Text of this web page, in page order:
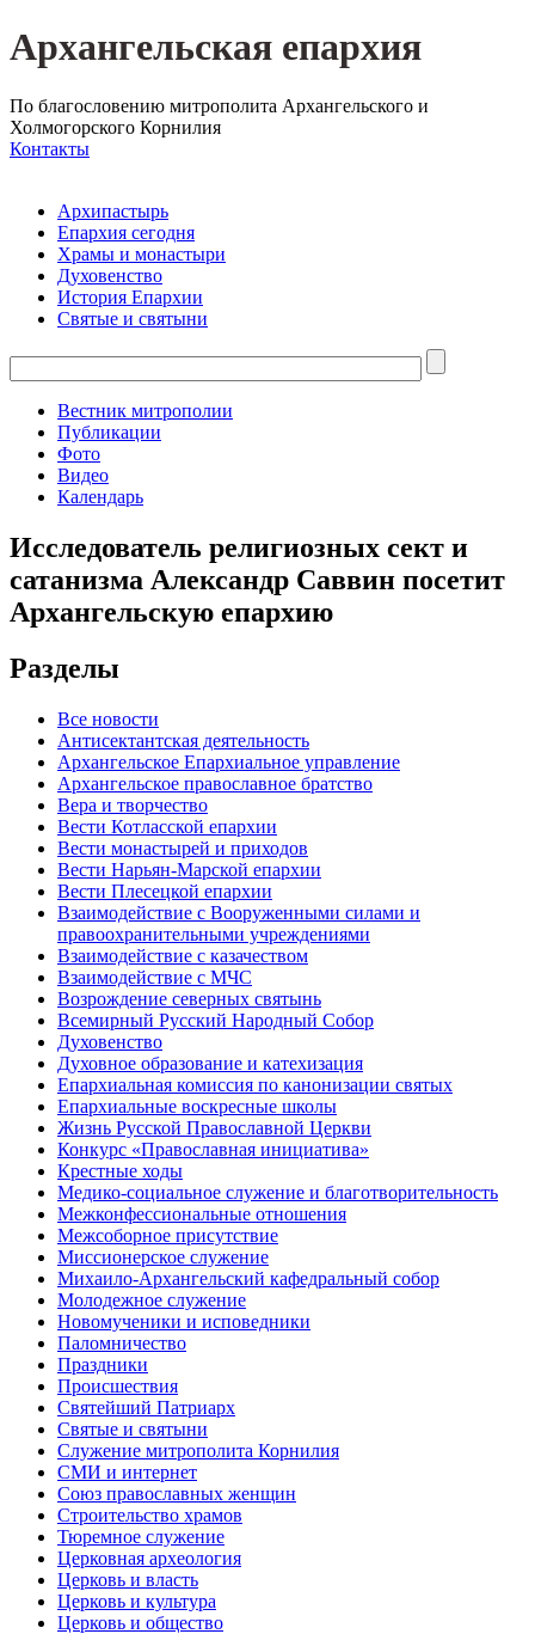
Архангельская епархия
По благословению митрополита Архангельского и
Холмогорского Корнилия
Контакты
Архипастырь
Епархия сегодня
Храмы и монастыри
Духовенство
История Епархии
Святые и святыни
Вестник митрополии
Публикации
Фото
Видео
Календарь
Исследователь религиозных сект и
сатанизма Александр Саввин посетит
Архангельскую епархию
Разделы
Все новости
Антисектантская деятельность
Архангельское Епархиальное управление
Архангельское православное братство
Вера и творчество
Вести Котласской епархии
Вести монастырей и приходов
Вести Нарьян-Марской епархии
Вести Плесецкой епархии
Взаимодействие с Вооруженными силами и
правоохранительными учреждениями
Взаимодействие с казачеством
Взаимодействие с МЧС
Возрождение северных святынь
Всемирный Русский Народный Собор
Духовенство
Духовное образование и катехизация
Епархиальная комиссия по канонизации святых
Епархиальные воскресные школы
Жизнь Русской Православной Церкви
Конкурс «Православная инициатива»
Крестные ходы
Медико-социальное служение и благотворительность
Межконфессиональные отношения
Межсоборное присутствие
Миссионерское служение
Михаило-Архангельский кафедральный собор
Молодежное служение
Новомученики и исповедники
Паломничество
Праздники
Происшествия
Святейший Патриарх
Святые и святыни
Служение митрополита Корнилия
СМИ и интернет
Союз православных женщин
Строительство храмов
Тюремное служение
Церковная археология
Церковь и власть
Церковь и культура
Церковь и общество